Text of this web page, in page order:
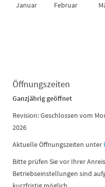
Januar Februar
Öffnungszeiten
Ganzjährig geöffnet
Revision: Geschlossen vom
2026
Aktuelle Öffnungszeiten unter
Bitte prüfen Sie vor Ihrer
Betriebseinstellungen sind